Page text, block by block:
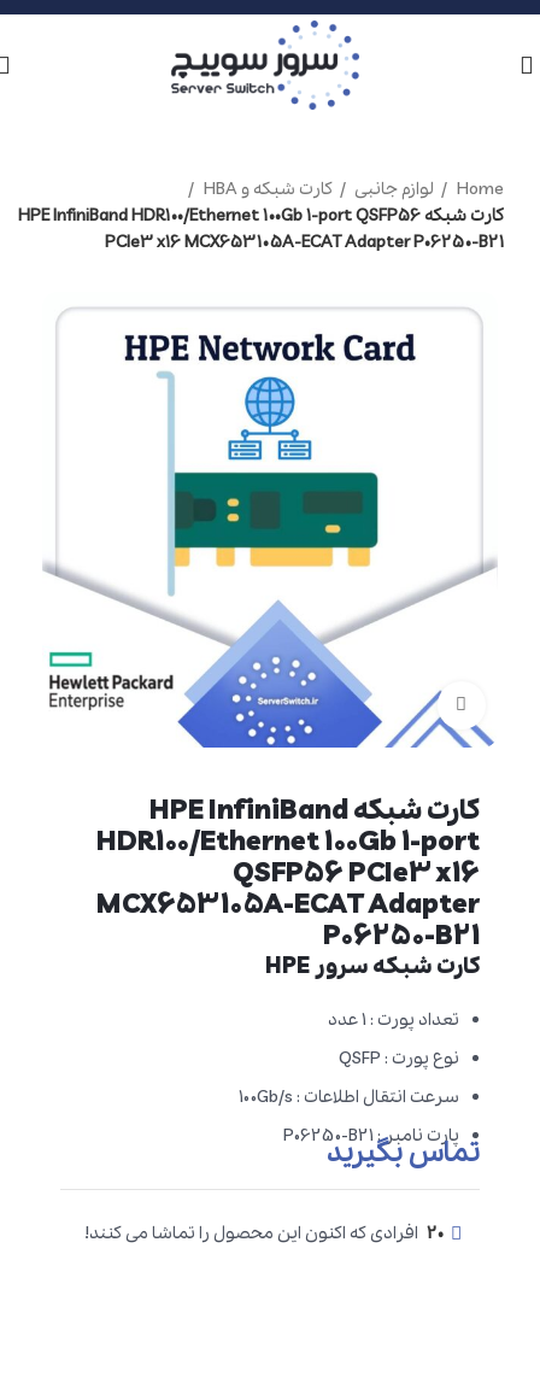
Home لوازم جانبی
کارت شبکه و HBA
کارت شبکه HPE InfiniBand HDR100/Ethernet 100Gb 1-port QSFP56
PCIe3 x16 MCX653105A-ECAT Adapter P06250-B21
برای بزرگنمایی کلیک کنید
کارت شبکه HPE InfiniBand
HDR100/Ethernet 100Gb 1-port
QSFP56 PCIe3 x16
MCX653105A-ECAT Adapter
P06250-B21
کارت شبکه سرور HPE
تعداد پورت : 1 عدد
نوع پورت : QSFP
سرعت انتقال اطلاعات : 100Gb/s
پارت نامبر : P06250-B21
تماس بگیرید
20 افرادی که اکنون این محصول را تماشا می کنند!